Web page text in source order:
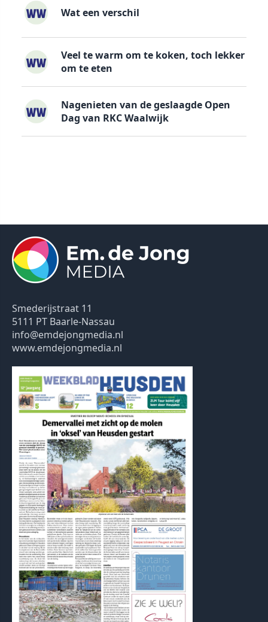
Wat een verschil
Veel te warm om te koken, toch lekker
om te eten
Nagenieten van de geslaagde Open
Dag van RKC Waalwijk
Smederijstraat 11
5111 PT Baarle-Nassau
info@emdejongmedia.nl
www.emdejongmedia.nl